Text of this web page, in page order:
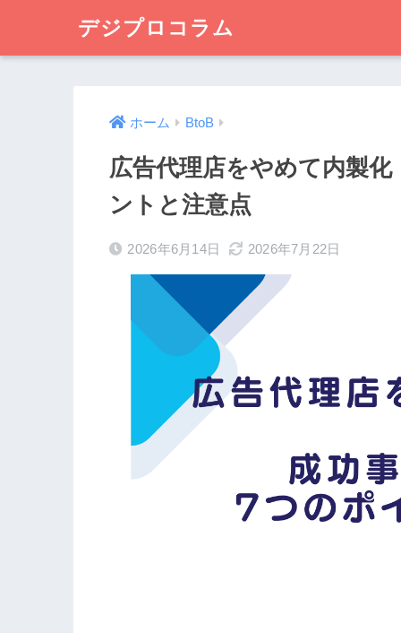
デジプロコラム
ホーム BtoB
広告代理店をやめて内製
ントと注意点
2026年6月14日 2026年7月22日